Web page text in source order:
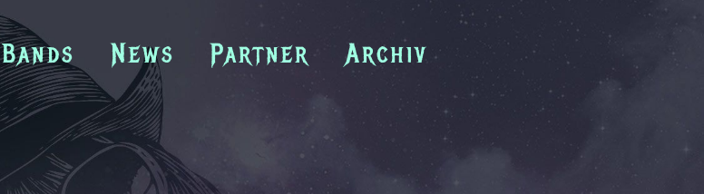
Bands News Partner Archiv